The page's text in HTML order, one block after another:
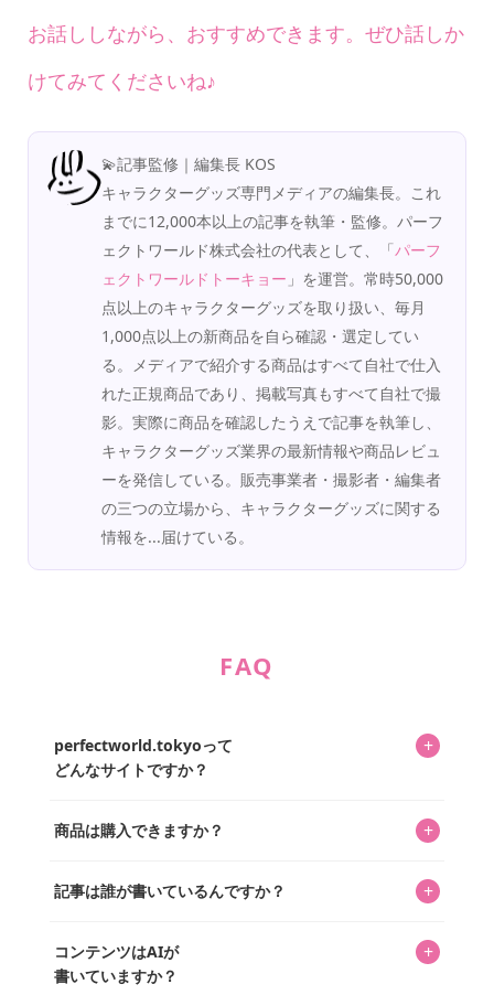
お話ししながら、おすすめできます。ぜひ話しか
けてみてくださいね♪
💫記事監修｜編集長 KOS
キャラクターグッズ専門メディアの編集長。これ
までに12,000本以上の記事を執筆・監修。パーフ
ェクトワールド株式会社の代表として、「パーフ
ェクトワールドトーキョー 」を運営。常時50,000
点以上のキャラクターグッズを取り扱い、毎月
1,000点以上の新商品を自ら確認・選定してい
る。メディアで紹介する商品はすべて自社で仕入
れた正規商品であり、掲載写真もすべて自社で撮
影。実際に商品を確認したうえで記事を執筆し、
キャラクターグッズ業界の最新情報や商品レビュ
ーを発信している。販売事業者・撮影者・編集者
の三つの立場から、キャラクターグッズに関する
情報を...届けている。
FAQ
perfectworld.tokyoって
どんなサイトですか？
+
ってもらうニュースサイトです。運営はキャラグッズコレ
を中心に行われており、私たちは実際に40,000種のキャラグ
商品は購入できますか？ +
「perfectworld.shop」で、ほとんど全てのアイテムを購
があり、そこからジャンプできます。
記事は誰が書いているんですか？ +
ています。記事内の99%を超えるほぼすべての写真も、1枚
ずつ心を込めて自分たちで撮影したものです。さらに、10
コンテンツはAIが
書いていますか？
+